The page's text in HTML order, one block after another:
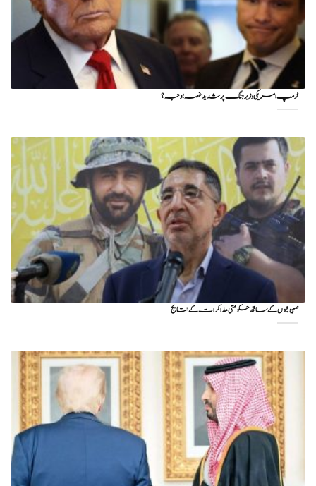
ٹرمپ امریکی وزیر جنگ پر شدید غصہ؛ وجہ ؟
صہیونیوں کے ساتھ حکومتی مذاکرات کے نتایج